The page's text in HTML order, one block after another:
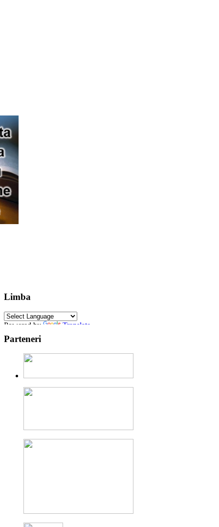
Limba
Powered by Translate
Parteneri